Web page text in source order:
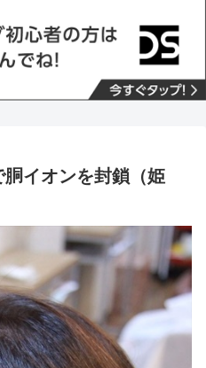
イオンを封鎖（姫